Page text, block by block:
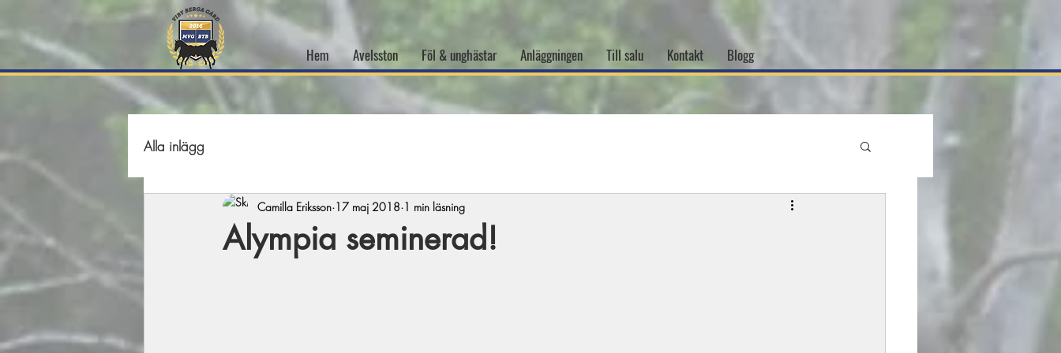
Hem Avelsston Föl & unghästar Anläggningen Till salu Kontakt Blogg
Alla inlägg
Alympia seminerad!
Camilla Eriksson 17 maj 2018 1 min läsning